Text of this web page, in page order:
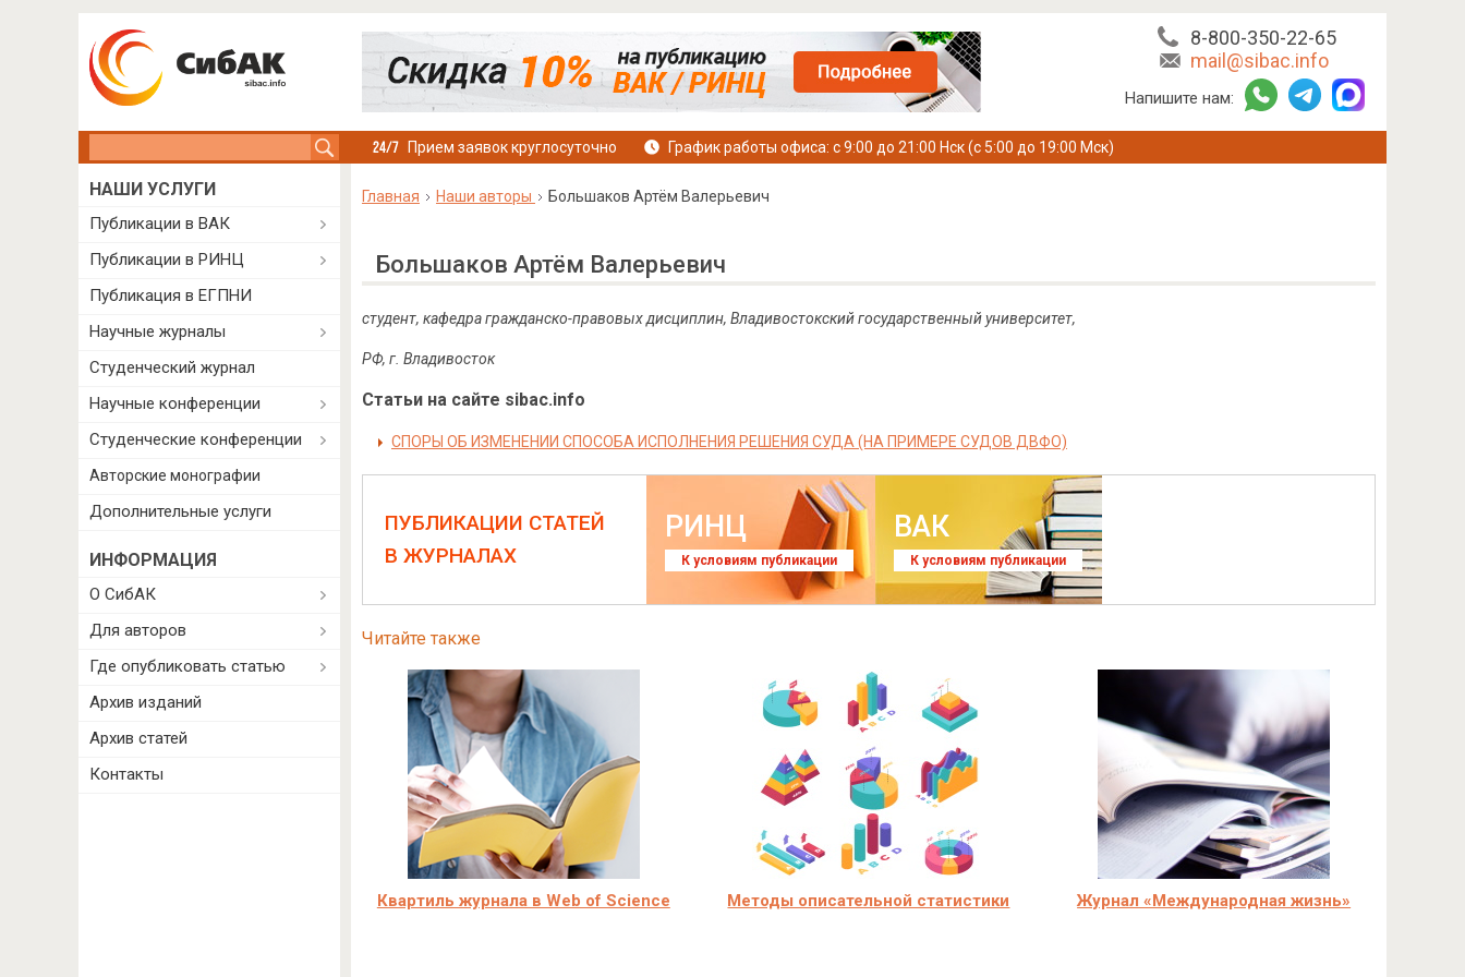
8-800-350-22-65
mail@sibac.info
Напишите нам:
Прием заявок круглосуточно График работы офиса: с 9:00 до 21:00 Нск (с 5:00 до 19:00 Мск)
Главная Наши авторы Большаков Артём Валерьевич
Большаков Артём Валерьевич
студент, кафедра гражданско-правовых дисциплин, Владивостокский государственный университет,
РФ, г. Владивосток
Статьи на сайте sibac.info
СПОРЫ ОБ ИЗМЕНЕНИИ СПОСОБА ИСПОЛНЕНИЯ РЕШЕНИЯ СУДА (НА ПРИМЕРЕ СУДОВ ДВФО)
ПУБЛИКАЦИИ СТАТЕЙ
В ЖУРНАЛАХ
РИНЦ
К условиям публикации
ВАК
К условиям публикации
Читайте также
Квартиль журнала в Web of Science Методы описательной статистики Журнал «Международная жизнь»
НАШИ УСЛУГИ
Публикации в ВАК
Публикации в РИНЦ
Публикация в ЕГПНИ
Научные журналы
Студенческий журнал
Научные конференции
Студенческие конференции
Авторские монографии
Дополнительные услуги
ИНФОРМАЦИЯ
О СибАК
Для авторов
Где опубликовать статью
Архив изданий
Архив статей
Контакты